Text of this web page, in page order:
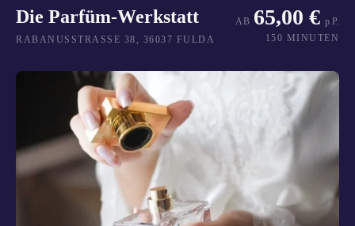
Die Parfüm-Werkstatt
RABANUSSTRASSE 38, 36037 FULDA
AB 65,00 € p.P.
150 MINUTEN